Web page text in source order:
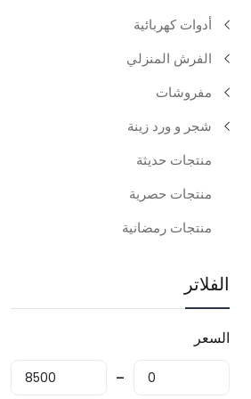
أدوات كهربائية
الفرش المنزلي
مفروشات
شجر و ورد زينة
منتجات حديثة
منتجات حصرية
منتجات رمضانية
الفلاتر
السعر